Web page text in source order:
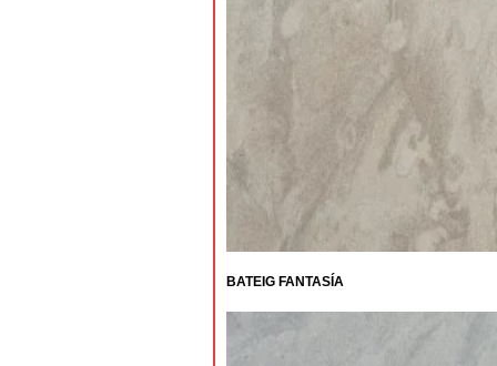
BATEIG FANTASÍA